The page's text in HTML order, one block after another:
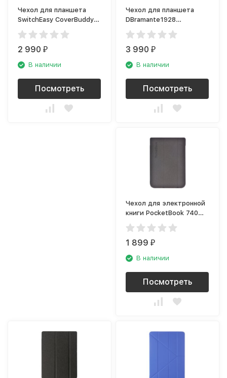
Чехол для планшета
SwitchEasy CoverBuddy
для Apple iPad Pro 11
(2020) чёрный
2 990₽
В наличии
Посмотреть
Чехол для планшета
DBramante1928
Copenhagen для Apple
iPad 10.5, серый
3 990₽
В наличии
Посмотреть
Чехол для электронной
книги PocketBook 740
(PBC-740-DGST-RU)
серый
1 899₽
В наличии
Посмотреть